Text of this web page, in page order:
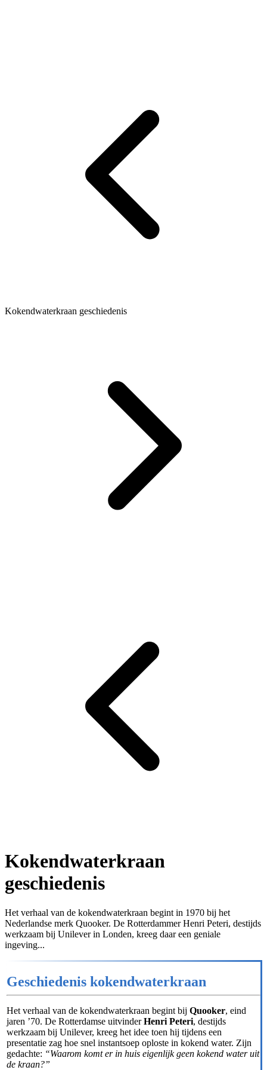
Kokendwaterkraan geschiedenis
Kokendwaterkraan
geschiedenis
Het verhaal van de kokendwaterkraan begint in 1970 bij het
Nederlandse merk Quooker. De Rotterdammer Henri Peteri, destijds
werkzaam bij Unilever in Londen, kreeg daar een geniale
ingeving...
Geschiedenis kokendwaterkraan
Het verhaal van de kokendwaterkraan begint bij Quooker, eind
jaren ’70. De Rotterdamse uitvinderHenri Peteri, destijds
werkzaam bij Unilever, kreeg het idee toen hij tijdens een
presentatie zag hoe snel instantsoep oploste in kokend water. Zijn
gedachte: “Waarom komt er in huis eigenlijk geen kokend water uit
de kraan?”